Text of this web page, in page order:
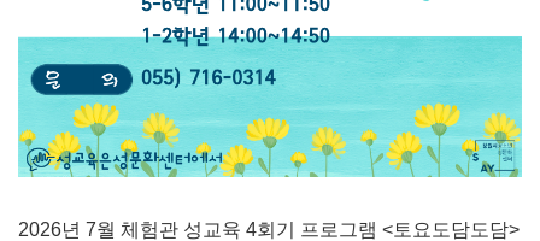
2026년 7월 체험관 성교육 4회기 프로그램 <토요도담도담>